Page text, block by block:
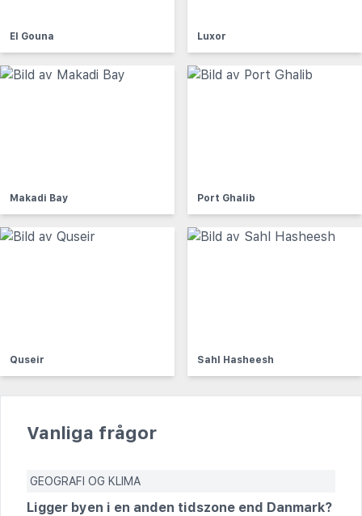
El Gouna Luxor
Makadi Bay Port Ghalib
Quseir Sahl Hasheesh
Vanliga frågor
GEOGRAFI OG KLIMA
Ligger byen i en anden tidszone end Danmark?